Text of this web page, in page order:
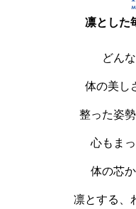
凛とした
どん
体の美し
整った姿
心もま
体の芯
凛とする、